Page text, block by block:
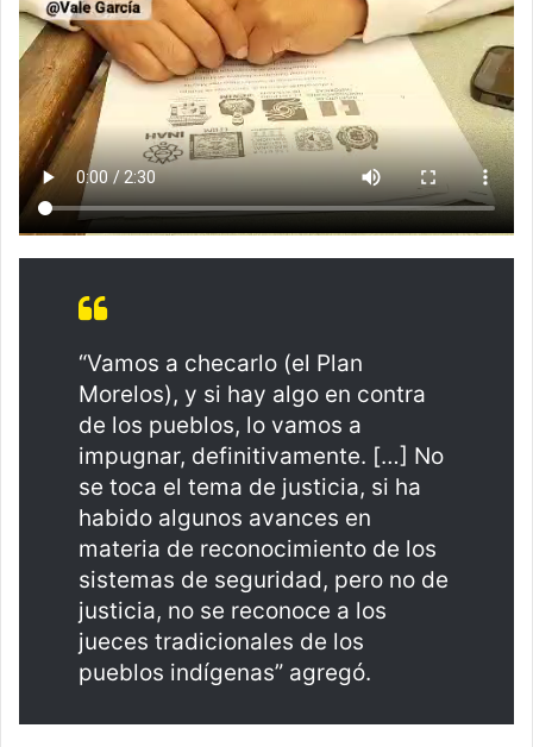
“Vamos a checarlo (el Plan
Morelos), y si hay algo en contra
de los pueblos, lo vamos a
impugnar, definitivamente. […] No
se toca el tema de justicia, si ha
habido algunos avances en
materia de reconocimiento de los
sistemas de seguridad, pero no de
justicia, no se reconoce a los
jueces tradicionales de los
pueblos indígenas” agregó.